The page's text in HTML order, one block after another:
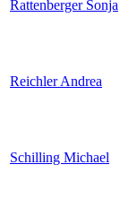
Rattenberger Sonja
Reichler Andrea
Schilling Michael